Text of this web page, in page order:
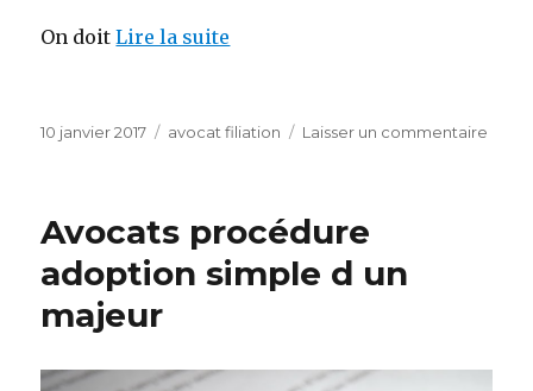
On doitLire la suite
Publié
10 janvier 2017 Catégories
avocat filiation Laisser un commentaire
Avocats procédure
adoption simple d un
majeur